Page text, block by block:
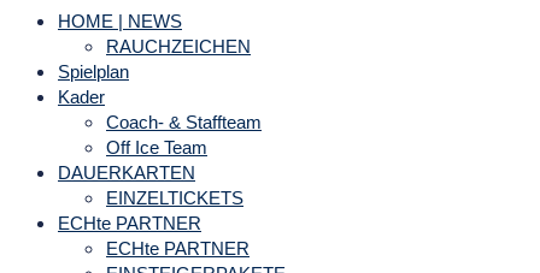
HOME | NEWS
RAUCHZEICHEN
Spielplan
Kader
Coach- & Staffteam
Off Ice Team
DAUERKARTEN
EINZELTICKETS
ECHte PARTNER
ECHte PARTNER